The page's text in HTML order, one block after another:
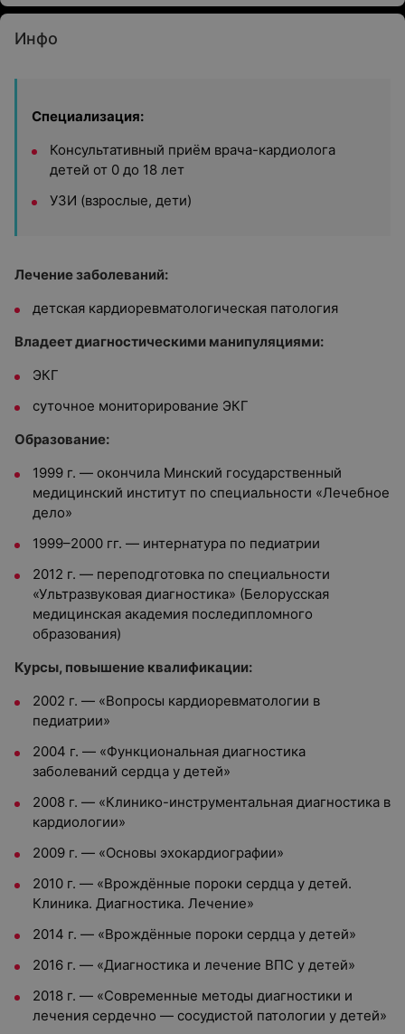
Инфо
Специализация:
Консультативный приём врача-кардиолога
детей от 0 до 18 лет
УЗИ (взрослые, дети)
Лечение заболеваний:
детская кардиоревматологическая патология
Владеет диагностическими манипуляциями:
ЭКГ
суточное мониторирование ЭКГ
Образование:
1999 г. — окончила Минский государственный
медицинский институт по специальности «Лечебное
дело»
1999–2000 гг. — интернатура по педиатрии
2012 г. — переподготовка по специальности
«Ультразвуковая диагностика» (Белорусская
медицинская академия последипломного
образования)
Курсы, повышение квалификации:
2002 г. — «Вопросы кардиоревматологии в
педиатрии»
2004 г. — «Функциональная диагностика
заболеваний сердца у детей»
2008 г. — «Клинико-инструментальная диагностика в
кардиологии»
2009 г. — «Основы эхокардиографии»
2010 г. — «Врождённые пороки сердца у детей.
Клиника. Диагностика. Лечение»
2014 г. — «Врождённые пороки сердца у детей»
2016 г. — «Диагностика и лечение ВПС у детей»
2018 г. — «Современные методы диагностики и
лечения сердечно — сосудистой патологии у детей»